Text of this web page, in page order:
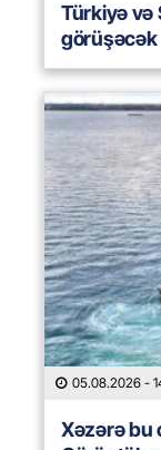
Türkiyə və
görüşəcək
05.08.2026 -
Xəzərə bu